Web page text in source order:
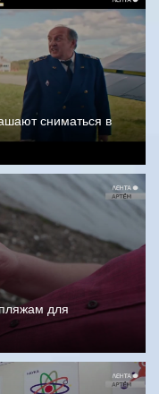
сниматься в
для